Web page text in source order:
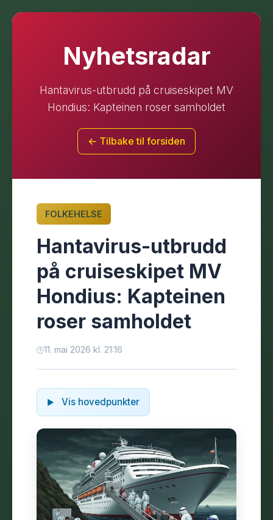
Nyhetsradar
Hantavirus-utbrudd på cruiseskipet MV
Hondius: Kapteinen roser samholdet
← Tilbake til forsiden
FOLKEHELSE
Hantavirus-utbrudd
på cruiseskipet MV
Hondius: Kapteinen
roser samholdet
11. mai 2026 kl. 21:16
Vis hovedpunkter